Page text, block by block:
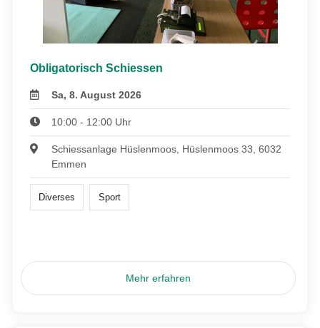
Obligatorisch Schiessen
Sa, 8. August 2026
10:00 - 12:00 Uhr
Schiessanlage Hüslenmoos, Hüslenmoos 33, 6032
Emmen
Diverses Sport
Mehr erfahren